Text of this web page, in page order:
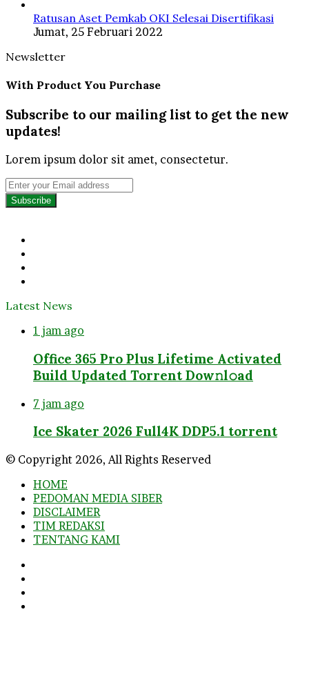
Ratusan Aset Pemkab OKI Selesai Disertifikasi
Jumat, 25 Februari 2022
Newsletter
With Product You Purchase
Subscribe to our mailing list to get the new
updates!
Lorem ipsum dolor sit amet, consectetur.
Enter
your
Email
Latest News
1 jam ago
Office 365 Pro Plus Lifetime Activated
Build Updated Torrent Dow𝚗l𝚘аd
7 jam ago
Ice Skater 2026 Full4K DDP5.1 torrent
© Copyright 2026, All Rights Reserved
HOME
PEDOMAN MEDIA SIBER
DISCLAIMER
TIM REDAKSI
TENTANG KAMI